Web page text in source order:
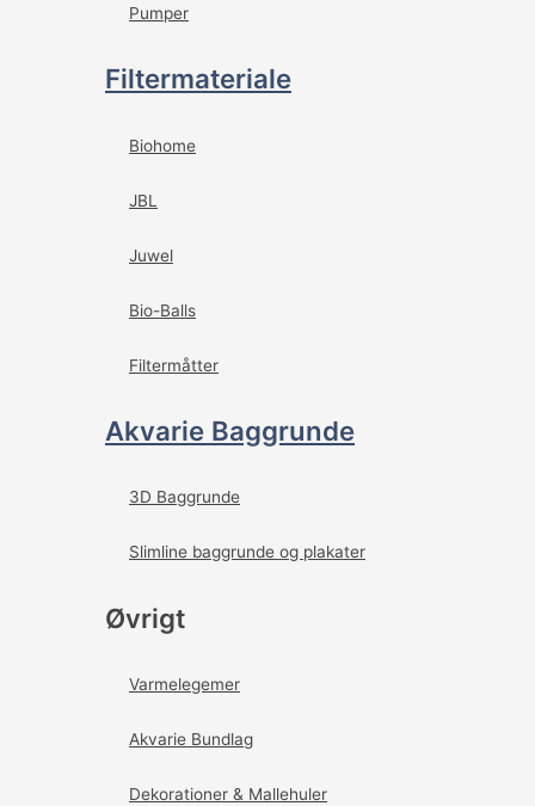
Pumper
Filtermateriale
Biohome
JBL
Juwel
Bio-Balls
Filtermåtter
Akvarie Baggrunde
3D Baggrunde
Slimline baggrunde og plakater
Øvrigt
Varmelegemer
Akvarie Bundlag
Dekorationer & Mallehuler